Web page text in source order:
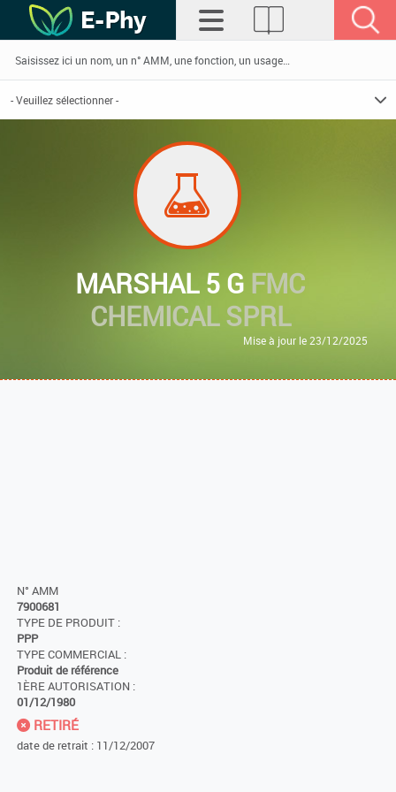
MARSHAL 5 G FMC
CHEMICAL SPRL
Mise à jour le 23/12/2025
N° AMM
7900681
TYPE DE PRODUIT :
PPP
TYPE COMMERCIAL :
Produit de référence
1ÈRE AUTORISATION :
01/12/1980
RETIRÉ
date de retrait : 11/12/2007